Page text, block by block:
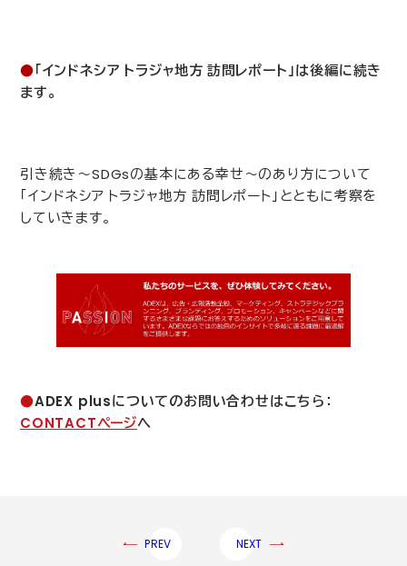
●「インドネシア トラジャ地方 訪問レポート」は後編に続き
ます。
引き続き～SDGsの基本にある幸せ～のあり方について
「インドネシア トラジャ地方 訪問レポート」とともに考察を
していきます。
●ADEX plusについてのお問い合わせはこちら：
CONTACTページへ
PREV NEXT